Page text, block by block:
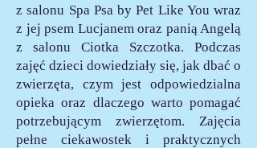
z salonu Spa Psa by Pet Like You wraz
z jej psem Lucjanem oraz panią Angelą
z salonu Ciotka Szczotka. Podczas
zajęć dzieci dowiedziały się, jak dbać o
zwierzęta, czym jest odpowiedzialna
opieka oraz dlaczego warto pomagać
potrzebującym zwierzętom. Zajęcia
pełne ciekawostek i praktycznych